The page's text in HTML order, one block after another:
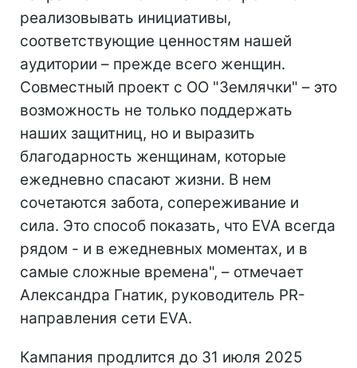
реализовывать инициативы,
соответствующие ценностям нашей
аудитории – прежде всего женщин.
Совместный проект с ОО "Землячки" – это
возможность не только поддержать
наших защитниц, но и выразить
благодарность женщинам, которые
ежедневно спасают жизни. В нем
сочетаются забота, сопереживание и
сила. Это способ показать, что EVA всегда
рядом - и в ежедневных моментах, и в
самые сложные времена", – отмечает
Александра Гнатик, руководитель PR-
направления сети EVA.
Кампания продлится до 31 июля 2025